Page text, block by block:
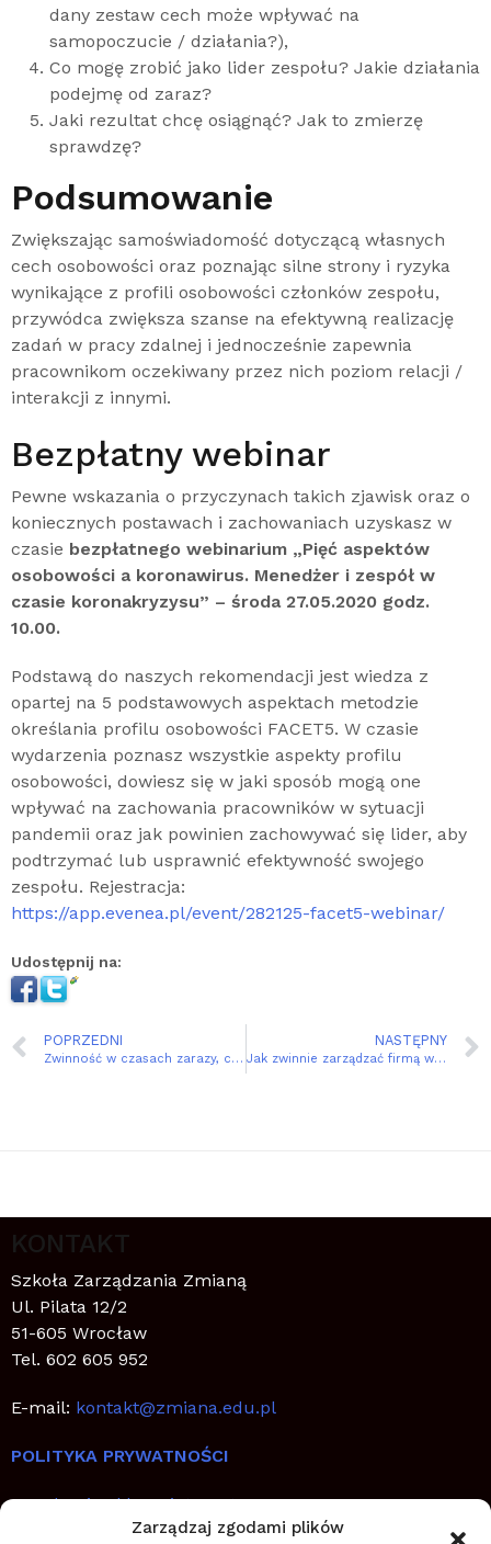
Zarządzaj zgodami plików
dany zestaw cech może wpływać na
samopoczucie / działania?),
Co mogę zrobić jako lider zespołu? Jakie działania
podejmę od zaraz?
Jaki rezultat chcę osiągnąć? Jak to zmierzę
sprawdzę?
Podsumowanie
Zwiększając samoświadomość dotyczącą własnych
cech osobowości oraz poznając silne strony i ryzyka
wynikające z profili osobowości członków zespołu,
przywódca zwiększa szanse na efektywną realizację
zadań w pracy zdalnej i jednocześnie zapewnia
pracownikom oczekiwany przez nich poziom relacji /
interakcji z innymi.
Bezpłatny webinar
Pewne wskazania o przyczynach takich zjawisk oraz o
koniecznych postawach i zachowaniach uzyskasz w
czasie bezpłatnego webinarium „Pięć aspektów
osobowości a koronawirus. Menedżer i zespół w
czasie koronakryzysu” – środa 27.05.2020 godz.
10.00.
Podstawą do naszych rekomendacji jest wiedza z
opartej na 5 podstawowych aspektach metodzie
określania profilu osobowości FACET5. W czasie
wydarzenia poznasz wszystkie aspekty profilu
osobowości, dowiesz się w jaki sposób mogą one
wpływać na zachowania pracowników w sytuacji
pandemii oraz jak powinien zachowywać się lider, aby
podtrzymać lub usprawnić efektywność swojego
zespołu. Rejestracja:
https://app.evenea.pl/event/282125-facet5-webinar/
Udostępnij na:
POPRZEDNI
Zwinność w czasach zarazy, czyli jak zarządzać w kryzysie
NASTĘPNY
Jak zwinnie zarządzać firmą w koronakryzysie (i po nim)?
KONTAKT
Szkoła Zarządzania Zmianą
Ul. Pilata 12/2
51-605 Wrocław
Tel. 602 605 952
E-mail: kontakt@zmiana.edu.pl
POLITYKA PRYWATNOŚCI
Regulamin sklepu internetowego